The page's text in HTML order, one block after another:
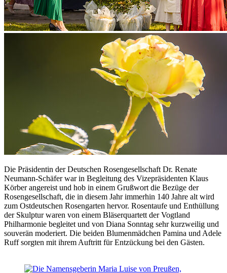
Die Präsidentin der Deutschen Rosengesellschaft Dr. Renate
Neumann-Schäfer war in Begleitung des Vizepräsidenten Klaus
Körber angereist und hob in einem Grußwort die Bezüge der
Rosengesellschaft, die in diesem Jahr immerhin 140 Jahre alt wird
zum Ostdeutschen Rosengarten hervor. Rosentaufe und Enthüllung
der Skulptur waren von einem Bläserquartett der Vogtland
Philharmonie begleitet und von Diana Sonntag sehr kurzweilig und
souverän moderiert. Die beiden Blumenmädchen Pamina und Adele
Ruff sorgten mit ihrem Auftritt für Entzückung bei den Gästen.